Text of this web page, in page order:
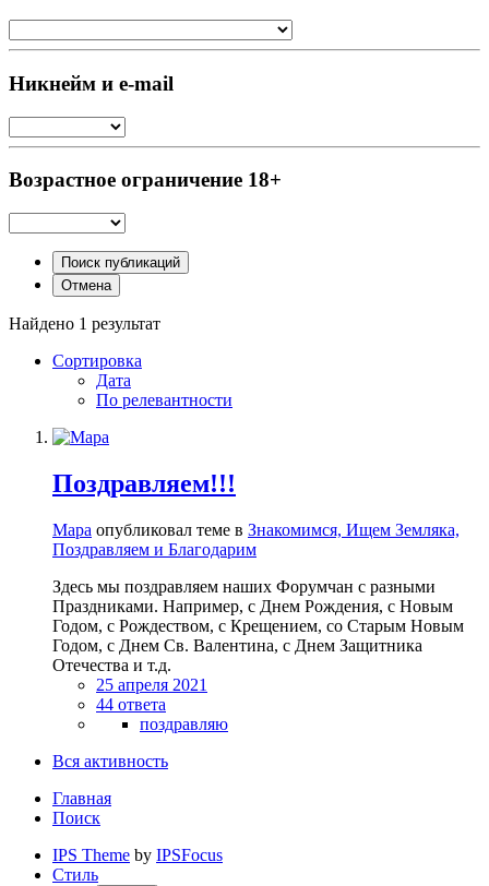
Никнейм и e-mail
Возрастное ограничение 18+
Поиск публикаций
Отмена
Найдено 1 результат
Сортировка
Дата
По релевантности
Поздравляем!!!
Мара опубликовал теме в Знакомимся, Ищем Земляка,
Поздравляем и Благодарим
Здесь мы поздравляем наших Форумчан с разными
Праздниками. Например, с Днем Рождения, с Новым
Годом, с Рождеством, с Крещением, со Старым Новым
Годом, с Днем Св. Валентина, с Днем Защитника
Отечества и т.д.
25 апреля 2021
44 ответа
поздравляю
Вся активность
Главная
Поиск
IPS Theme by IPSFocus
Стиль